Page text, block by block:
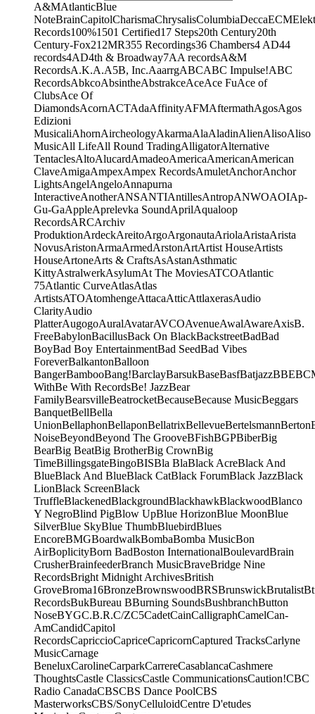
A&MAtlanticBlue
NoteBrainCapitolCharismaChrysalisColumbiaDeccaECM
Records100%1501 Certified17 Steps20th Century20th
Century-Fox21 2MR355 Recordings36 Chambers4 AD44
records4AD4th & Broadway7AA recordsA&M
RecordsA.K.A.A5B, Inc.AaarrgABCABC Impulse!ABC
RecordsAbkcoAbsintheAbstrakceAceAce FuAce of
ClubsAce Of
DiamondsAcornACTAdaAffinityAFMAftermathAgosAgos
Edizioni
MusicaliAhornAircheologyAkarmaAlaAladinAlienAlisoAliso
MusicAll LifeAll Round TradingAlligatorAlternative
TentaclesAltoAlucardAmadeoAmericaAmericanAmerican
ClaveAmigaAmpexAmpex RecordsAmuletAnchorAnchor
LightsAngelAngeloAnnapurna
InteractiveAnotherANSANTIAntillesAntropANWOAOIAp-
Gu-GaAppleAprelevka SoundAprilAqualoop
RecordsARCArchiv
ProduktionArdeckAreitoArgoArgonautaAriolaAristaArista
NovusAristonArmaArmedArstonArtArtist HouseArtists
HouseArtoneArts & CraftsAsAstanAsthmatic
KittyAstralwerkAsylumAt The MoviesATCOAtlantic
75Atlantic CurveAtlasAtlas
ArtistsATOAtomhengeAttacaAtticAttlaxerasAudio
ClarityAudio
PlatterAugogoAuralAvatarAVCOAvenueAwalAwareAxisB.
FreeBabylonBacillusBack On BlackBackstreetBadBad
BoyBad Boy EntertainmentBad SeedBad Vibes
ForeverBalkantonBalloon
BangerBambooBang!BarclayBarsukBaseBasfBatjazzBBE
WithBe With RecordsBe! JazzBear
FamilyBearsvilleBeatrocketBecauseBecause MusicBeggars
BanquetBellBella
UnionBellaphonBellaponBellatrixBellevueBertelsmannBerton
NoiseBeyondBeyond The GrooveBFishBGPBiberBig
BearBig BeatBig BrotherBig CrownBig
TimeBillingsgateBingoBISBla BlaBlack AcreBlack And
BlueBlack And BlueBlack CatBlack ForumBlack JazzBlack
LionBlack ScreenBlack
TruffleBlackenedBlackgroundBlackhawkBlackwoodBlanco
Y NegroBlind PigBlow UpBlue HorizonBlue MoonBlue
SilverBlue SkyBlue ThumbBluebirdBlues
EncoreBMGBoardwalkBombaBomba MusicBon
AirBoplicityBorn BadBoston InternationalBoulevardBrain
CrusherBrainfeederBranch MusicBraveBridge Nine
RecordsBright Midnight ArchivesBritish
GroveBroma16BronzeBrownswoodBRSBrunswickBrutalist
RecordsBukBureau BBurning SoundsBushbranchButton
NoseBYGC.B.R.C/ZC5CadetCainCalligraphCamelCan-
AmCandidCapitol
RecordsCapriccioCapriceCapricornCaptured TracksCarlyne
MusicCarnage
BeneluxCarolineCarparkCarrereCasablancaCashmere
ThoughtsCastle ClassicsCastle CommunicationsCaution!CBC
Radio CanadaCBSCBS Dance PoolCBS
MasterworksCBS/SonyCelluloidCentre D'etudes